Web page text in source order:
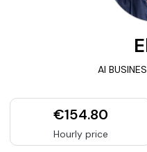
AI
€154.80
Hourly price